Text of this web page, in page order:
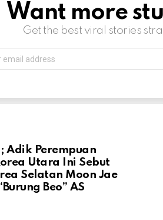
Want more
Get the best viral stories
Adik Perempuan
Utara Ini Sebut
Selatan Moon Jae
Beo” AS